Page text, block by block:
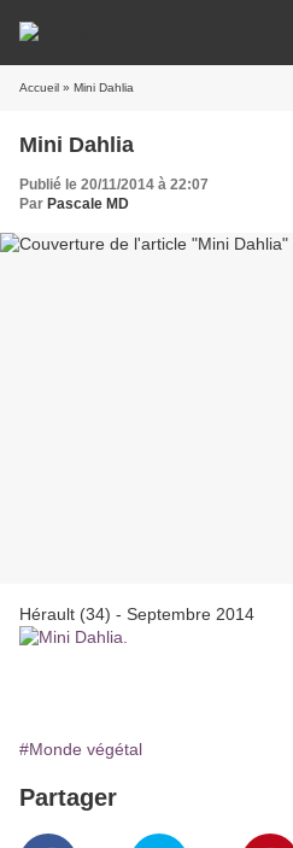
Accueil » Mini Dahlia
Mini Dahlia
Publié le 20/11/2014 à 22:07
Par Pascale MD
Hérault (34) - Septembre 2014
#Monde végétal
Partager